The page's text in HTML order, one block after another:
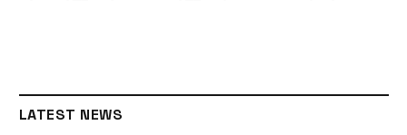
LATEST NEWS